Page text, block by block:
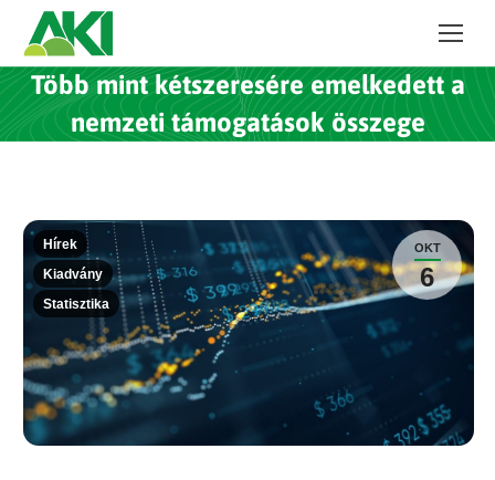
Több mint kétszeresére emelkedett a
nemzeti támogatások összege
OKT
6
Hírek
Kiadvány
Statisztika